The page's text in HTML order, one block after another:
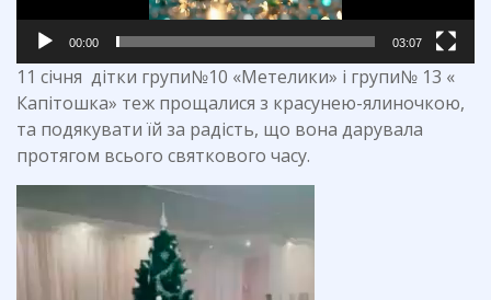
00:00 03:07
11 січня дітки групи№10 «Метелики» і групи№ 13 «
Капітошка» теж прощалися з красунею-ялиночкою,
та подякувати їй за радість, що вона дарувала
протягом всього святкового часу.